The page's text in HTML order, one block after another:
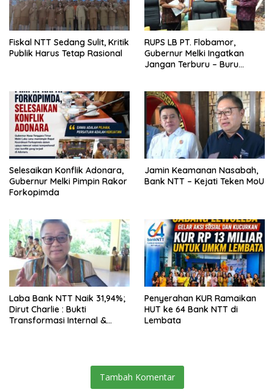
Fiskal NTT Sedang Sulit, Kritik
Publik Harus Tetap Rasional
RUPS LB PT. Flobamor,
Gubernur Melki Ingatkan
Jangan Terburu – Buru
Selesaikan Konflik Adonara,
Gubernur Melki Pimpin Rakor
Forkopimda
Jamin Keamanan Nasabah,
Bank NTT – Kejati Teken MoU
Laba Bank NTT Naik 31,94%;
Dirut Charlie : Bukti
Transformasi Internal &
Penyerahan KUR Ramaikan
HUT ke 64 Bank NTT di
Lembata
Tambah Komentar